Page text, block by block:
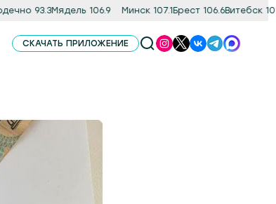
93.3Мядель 106.9 Минск 107.1Брест 106.6Витебск 101.8
СКАЧАТЬ ПРИЛОЖЕНИЕ